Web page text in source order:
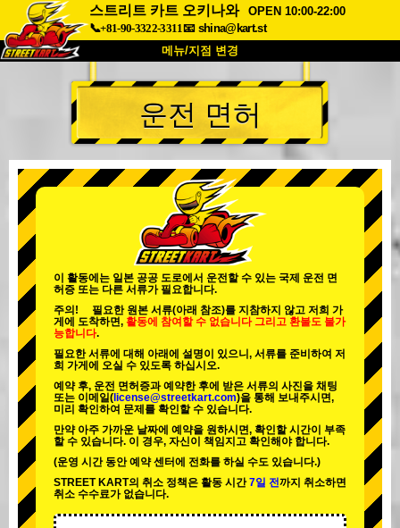
스트리트 카트 오키나와
OPEN 10:00-22:00
📞+81-90-3322-3311📧 shina@kart.st
메뉴/지점 변경
최상단
소개 사양 가격
회사 정보 예약
지점 변경
도쿄 시나가와 #1
도쿄 아키하바라#2 도쿄 시부야
도쿄 시부야 애넥스
도쿄 아사쿠사 오사카
오키나와
운전 면허
이 활동에는 일본 공공 도로에서 운전할 수 있는 국제 운전 면
허증 또는 다른 서류가 필요합니다.
주의! 필요한 원본 서류(아래 참조)를 지참하지 않고 저희 가
게에 도착하면, 활동에 참여할 수 없습니다 그리고 환불도 불가
능합니다.
필요한 서류에 대해 아래에 설명이 있으니, 서류를 준비하여 저
희 가게에 오실 수 있도록 하십시오.
예약 후, 운전 면허증과 예약한 후에 받은 서류의 사진을 채팅
또는 이메일( license@streetkart.com)을 통해 보내주시면,
미리 확인하여 문제를 확인할 수 있습니다.
만약 아주 가까운 날짜에 예약을 원하시면, 확인할 시간이 부족
할 수 있습니다. 이 경우, 자신이 책임지고 확인해야 합니다.
(운영 시간 동안 예약 센터에 전화를 하실 수도 있습니다.)
STREET KART의 취소 정책은 활동 시간7일 전까지 취소하면
취소 수수료가 없습니다.